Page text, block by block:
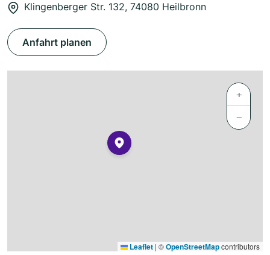
Klingenberger Str. 132, 74080 Heilbronn
Anfahrt planen
+
−
Leaflet | ©OpenStreetMapcontributors